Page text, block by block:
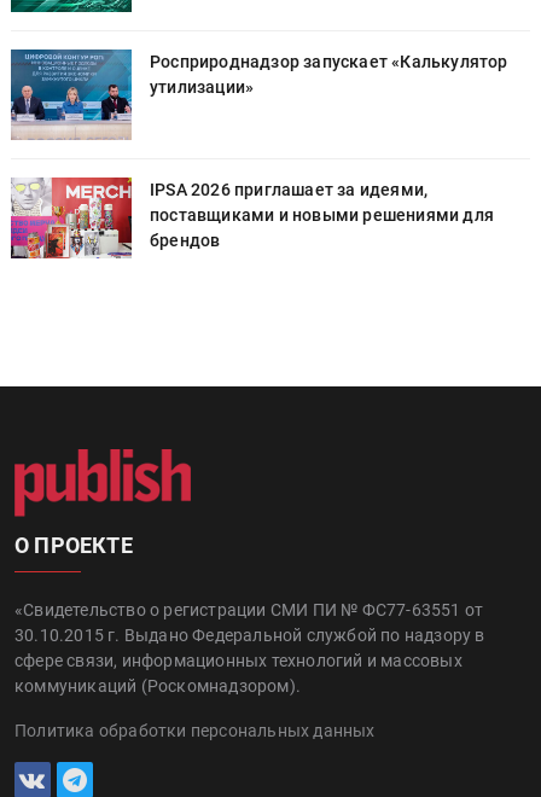
Росприроднадзор запускает «Калькулятор
утилизации»
IPSA 2026 приглашает за идеями,
поставщиками и новыми решениями для
брендов
О ПРОЕКТЕ
«Свидетельство о регистрации СМИ ПИ № ФС77-63551 от
30.10.2015 г. Выдано Федеральной службой по надзору в
сфере связи, информационных технологий и массовых
коммуникаций (Роскомнадзором).
Политика обработки персональных данных